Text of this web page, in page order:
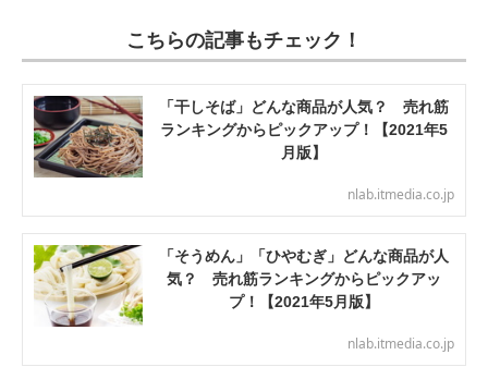
こちらの記事もチェック！
「干しそば」どんな商品が人気？ 売れ筋
ランキングからピックアップ！【2021年5
月版】
nlab.itmedia.co.jp
「そうめん」「ひやむぎ」どんな商品が人
気？ 売れ筋ランキングからピックアッ
プ！【2021年5月版】
nlab.itmedia.co.jp